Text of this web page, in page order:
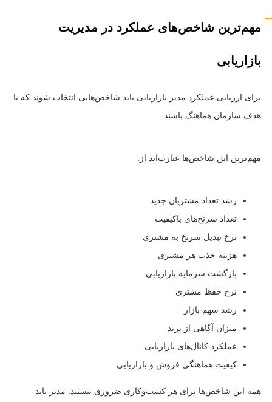
مهم‌ترین شاخص‌های عملکرد در مدیریت
بازاریابی
برای ارزیابی عملکرد مدیر بازاریابی باید شاخص‌هایی انتخاب شوند که با
هدف سازمان هماهنگ باشند.
مهم‌ترین این شاخص‌ها عبارت‌اند از:
رشد تعداد مشتریان جدید
تعداد سرنخ‌های باکیفیت
نرخ تبدیل سرنخ به مشتری
هزینه جذب هر مشتری
بازگشت سرمایه بازاریابی
نرخ حفظ مشتری
رشد سهم بازار
میزان آگاهی از برند
عملکرد کانال‌های بازاریابی
کیفیت هماهنگی فروش و بازاریابی
همه این شاخص‌ها برای هر کسب‌وکاری ضروری نیستند. مدیر باید